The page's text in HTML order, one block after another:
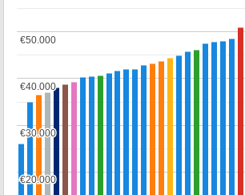
€20.000
€20.000
€30.000
€30.000
€40.000
€40.000
€50.000
€50.000